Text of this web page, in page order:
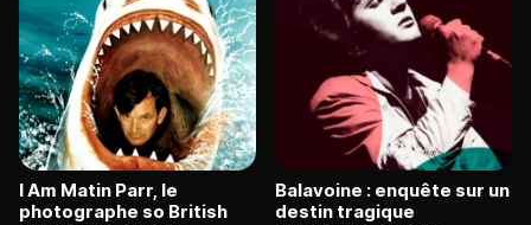
I Am Matin Parr, le
photographe so British
Balavoine : enquête sur un
destin tragique